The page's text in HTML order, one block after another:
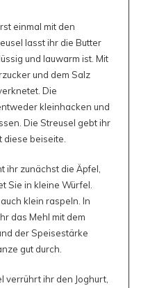
einmal mit den
lasst ihr die Butter
und lauwarm ist. Mit
und dem Salz
Die
kleinhacken und
Die Streusel gebt ihr
diese beiseite.
ihr zunächst die Äpfel,
Sie in kleine Würfel.
klein raspeln. In
das Mehl mit dem
der Speisestärke
gut durch.
verrührt ihr den Joghurt,